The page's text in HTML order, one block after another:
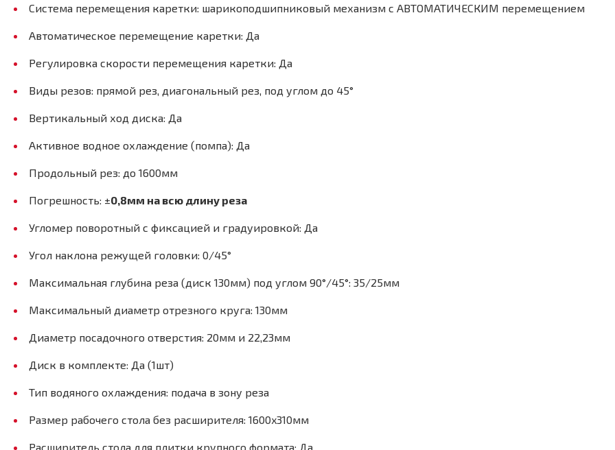
Система перемещения каретки: шарикоподшипниковый механизм с АВТОМАТИЧЕСКИМ перемещением
Автоматическое перемещение каретки: Да
Регулировка скорости перемещения каретки: Да
Виды резов: прямой рез, диагональный рез, под углом до 45°
Вертикальный ход диска: Да
Активное водное охлаждение (помпа): Да
Продольный рез: до 1600мм
Погрешность: ±0,8мм на всю длину реза
Угломер поворотный с фиксацией и градуировкой: Да
Угол наклона режущей головки: 0/45°
Максимальная глубина реза (диск 130мм) под углом 90°/45°: 35/25мм
Максимальный диаметр отрезного круга: 130мм
Диаметр посадочного отверстия: 20мм и 22,23мм
Диск в комплекте: Да (1шт)
Тип водяного охлаждения: подача в зону реза
Размер рабочего стола без расширителя: 1600x310мм
Расширитель стола для плитки крупного формата: Да